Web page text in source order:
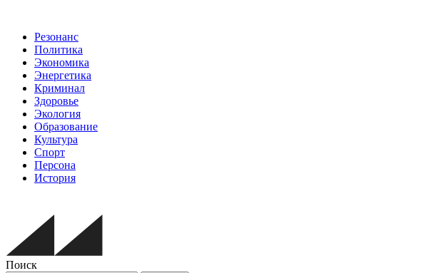
Резонанс
Политика
Экономика
Энергетика
Криминал
Здоровье
Экология
Образование
Культура
Спорт
Персона
История
Поиск